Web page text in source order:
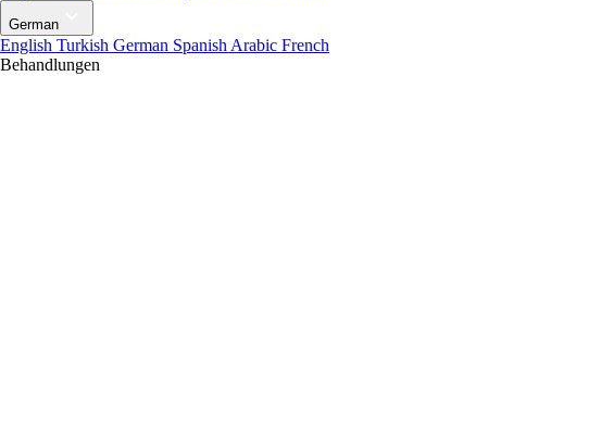
German
English Turkish German Spanish Arabic French
Behandlungen